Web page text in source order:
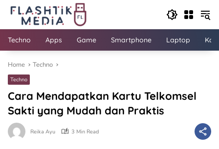
Skip
content
Techno Apps Game Smartphone Laptop
Home Techno
Techno
Cara Mendapatkan Kartu Telkomsel
Sakti yang Mudah dan Praktis
Reika Ayu 3 Min Read